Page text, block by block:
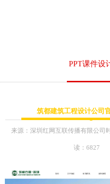
+ 响应式网站交互
+ 展示型企业网站
+ 企业网站升级和
+ 公众号内容维护
设计案例
MFCMS建站
联系我们
PPT课件设
筑都建筑工程设计公司
来源： 深圳红网互联传播有限公司
读：6827